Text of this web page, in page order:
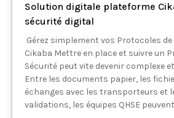
Solution digitale plateforme
sécurité digital
Gérez simplement vos Protocoles de
Cikaba Mettre en place et suivre un
Sécurité peut vite devenir complexe
Entre les documents papier, les
échanges avec les transporteurs et
validations, les équipes QHSE